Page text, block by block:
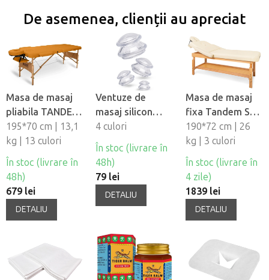
De asemenea, clienții au apreciat
Masa de masaj
pliabila TANDEM
Basic-2
195*70 cm | 13,1
kg | 13 culori
În stoc (livrare în
48h)
679 lei
DETALIU
Ventuze de
masaj silicon
Fabulo
Mushroom - set,
4 buc
4 culori
În stoc (livrare în
48h)
79 lei
DETALIU
Masa de masaj
fixa Tandem Spa
Luna V2
190*72 cm | 26
kg | 3 culori
În stoc (livrare în
4 zile)
1839 lei
DETALIU